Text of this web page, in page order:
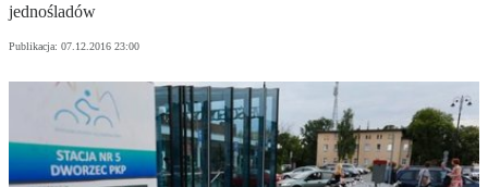
jednośladów
Publikacja: 07.12.2016 23:00